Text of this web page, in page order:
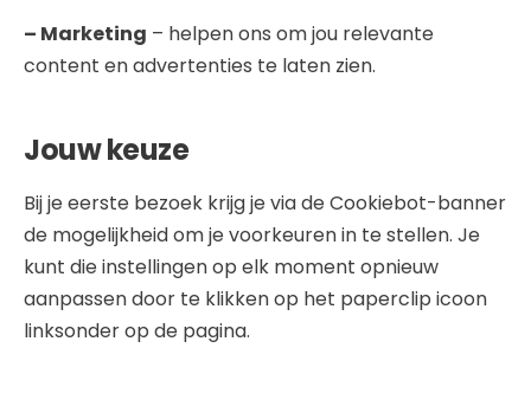
– Marketing – helpen ons om jou relevante
content en advertenties te laten zien.
Jouw keuze
Bij je eerste bezoek krijg je via de Cookiebot-banner
de mogelijkheid om je voorkeuren in te stellen. Je
kunt die instellingen op elk moment opnieuw
aanpassen door te klikken op het paperclip icoon
linksonder op de pagina.